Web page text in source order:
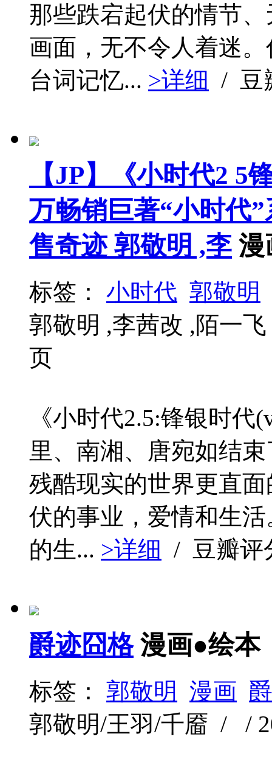
那些跌宕起伏的情节
画面，无不令人着迷
台词记忆... >详细 / 豆
【JP】《小时代2 5
万畅销巨著“小时代
售奇迹 郭敬明 ,李 漫
标签： 小时代 郭敬明
郭敬明 ,李茜改 ,陌一
页
《小时代2.5:锋银时
里、南湘、唐宛如结
残酷现实的世界更直
伏的事业，爱情和生
的生... >详细 / 豆瓣
爵迹囧格 漫画●绘本
标签： 郭敬明 漫画
郭敬明/王羽/千靥 / /